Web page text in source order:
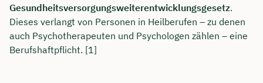
Gesundheitsversorgungsweiterentwicklungsgesetz.
Dieses verlangt von Personen in Heilberufen – zu denen
auch Psychotherapeuten und Psychologen zählen – eine
Berufshaftpflicht. [1]